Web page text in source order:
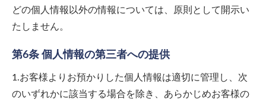
どの個人情報以外の情報については、原則として開示い
たしません。
第6条 個人情報の第三者への提供
1.お客様よりお預かりした個人情報は適切に管理し、次
のいずれかに該当する場合を除き、あらかじめお客様の